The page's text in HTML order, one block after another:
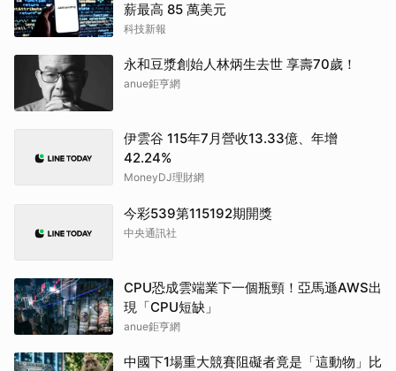
薪最高 85 萬美元
科技新報
永和豆漿創始人林炳生去世 享壽70歲！
anue鉅亨網
伊雲谷 115年7月營收13.33億、年增
42.24%
MoneyDJ理財網
今彩539第115192期開獎
中央通訊社
CPU恐成雲端業下一個瓶頸！亞馬遜AWS出
現「CPU短缺」
anue鉅亨網
中國下1場重大競賽阻礙者竟是「這動物」比